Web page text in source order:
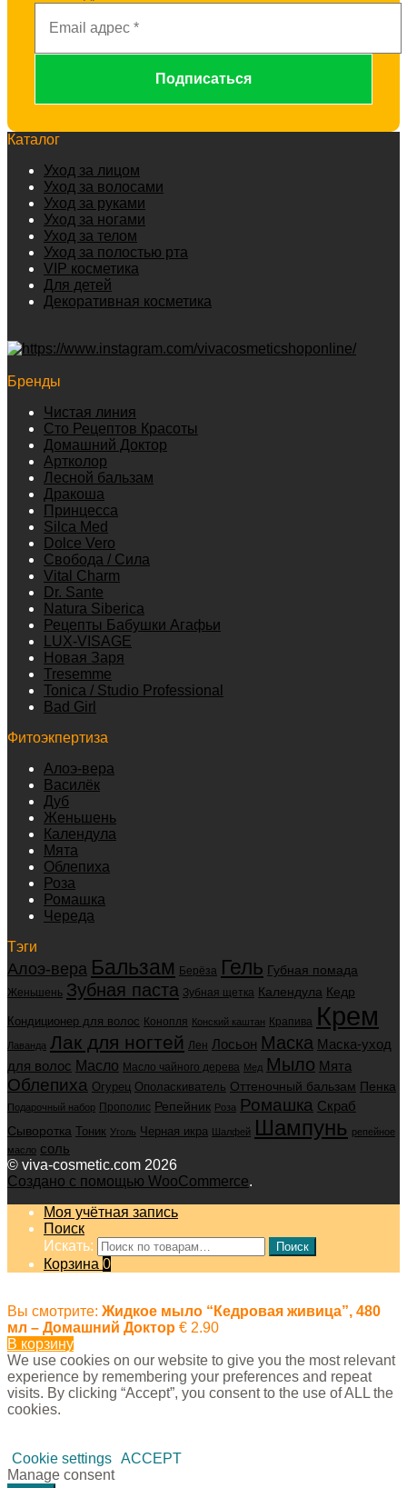
Каталог
Уход за лицом
Уход за волосами
Уход за руками
Уход за ногами
Уход за телом
Уход за полостью рта
VIP косметика
Для детей
Декоративная косметика
Бренды
Чистая линия
Сто Рецептов Красоты
Домашний Доктор
Артколор
Лесной бальзам
Дракоша
Принцесса
Silca Med
Dolce Vero
Свобода / Сила
Vital Charm
Dr. Sante
Natura Siberica
Рецепты Бабушки Агафьи
LUX-VISAGE
Новая Заря
Tresemme
Tonica / Studio Professional
Bad Girl
Фитоэкпертиза
Алоэ-вера
Василёк
Дуб
Женьшень
Календула
Мята
Облепиха
Роза
Ромашка
Череда
Тэги
Алоэ-вера Бальзам Берёза Гель Губная помада
Женьшень Зубная паста Зубная щетка Календула Кедр
Кондиционер для волос Конопля Конский каштан Крапива Крем
Лаванда Лак для ногтей Лен Лосьон Маска Маска-уход
для волос Масло Масло чайного дерева Мед Мыло Мята
Облепиха Огурец Ополаскиватель Оттеночный бальзам Пенка
Подарочный набор Прополис Репейник Роза Ромашка Скраб
Сыворотка Тоник Уголь Черная икра Шалфей Шампунь репейное
масло соль
© viva-cosmetic.com 2026
Создано с помощью WooCommerce.
Моя учётная запись
Поиск
Искать:
Поиск
Корзина 0
Вы смотрите: Жидкое мыло “Кедровая живица”, 480
мл – Домашний Доктор € 2.90
В корзину
We use cookies on our website to give you the most relevant
experience by remembering your preferences and repeat
visits. By clicking “Accept”, you consent to the use of ALL the
cookies.
Cookie settings ACCEPT
Manage consent